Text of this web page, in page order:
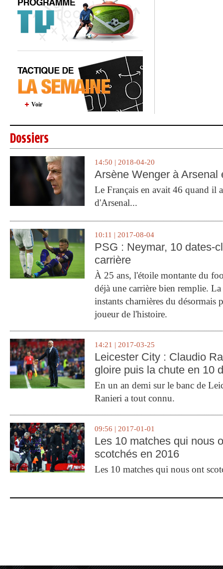
Voir
Dossiers
14:50 | 2018-04-20
Arsène Wenger à Arsenal
Le Français en avait 46 quand il
d'Arsenal...
10:11 | 2017-08-04
PSG : Neymar, 10 dates-
carrière
À 25 ans, l'étoile montante du
déjà une carrière bien remplie.
instants charnières du désormais
joueur de l'histoire.
14:21 | 2017-03-25
Leicester City : Claudio
gloire puis la chute en 10
En un an demi sur le banc de
Ranieri a tout connu.
09:56 | 2017-01-01
Les 10 matches qui nous
scotchés en 2016
Les 10 matches qui nous ont